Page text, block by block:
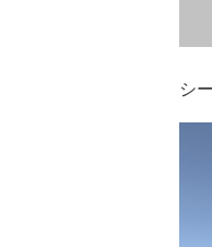
シ